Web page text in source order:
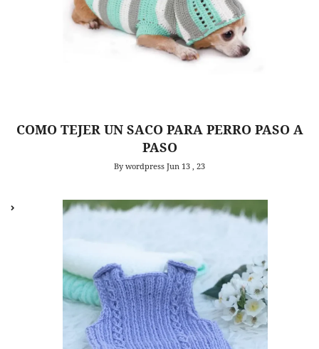
COMO TEJER UN SACO PARA PERRO PASO A
PASO
By wordpress Jun 13 , 23